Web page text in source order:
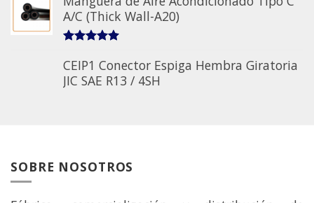
A/C (Thick Wall-A20)
CEIP1 Conector Espiga Hembra Giratoria
JIC SAE R13 / 4SH
SOBRE NOSOTROS